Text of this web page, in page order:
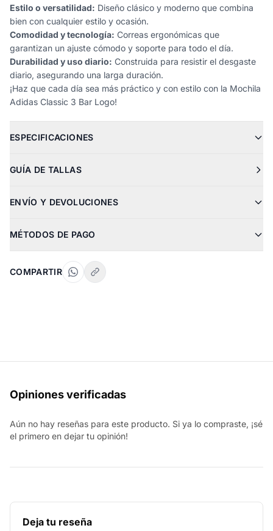
Estilo o versatilidad: Diseño clásico y moderno que combina
bien con cualquier estilo y ocasión.
Comodidad y tecnología: Correas ergonómicas que
garantizan un ajuste cómodo y soporte para todo el día.
Durabilidad y uso diario: Construida para resistir el desgaste
diario, asegurando una larga duración.
¡Haz que cada día sea más práctico y con estilo con la Mochila
Adidas Classic 3 Bar Logo!
ESPECIFICACIONES
GUÍA DE TALLAS
ENVÍO Y DEVOLUCIONES
MÉTODOS DE PAGO
COMPARTIR
Opiniones verificadas
Aún no hay reseñas para este producto. Si ya lo compraste, ¡sé
el primero en dejar tu opinión!
Deja tu reseña